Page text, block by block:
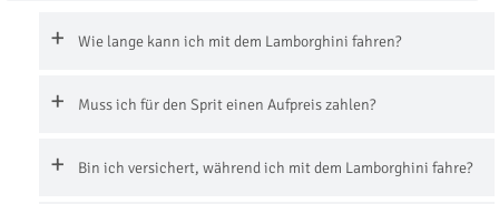
Wie lange kann ich mit dem Lamborghini fahren?
Muss ich für den Sprit einen Aufpreis zahlen?
Bin ich versichert, während ich mit dem Lamborghini fahre?